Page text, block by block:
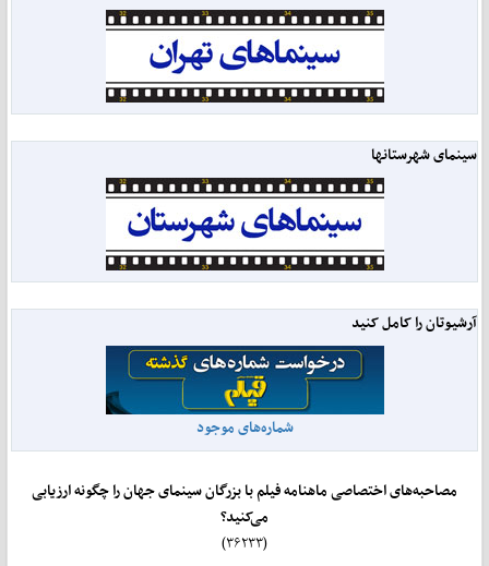
سینمای شهرستانها
آرشیوتان را کامل کنید
شماره‌های موجود
مصاحبه‌های اختصاصی ماهنامه فیلم با بزرگان سینمای جهان را چگونه ارزیابی
می‌کنید؟